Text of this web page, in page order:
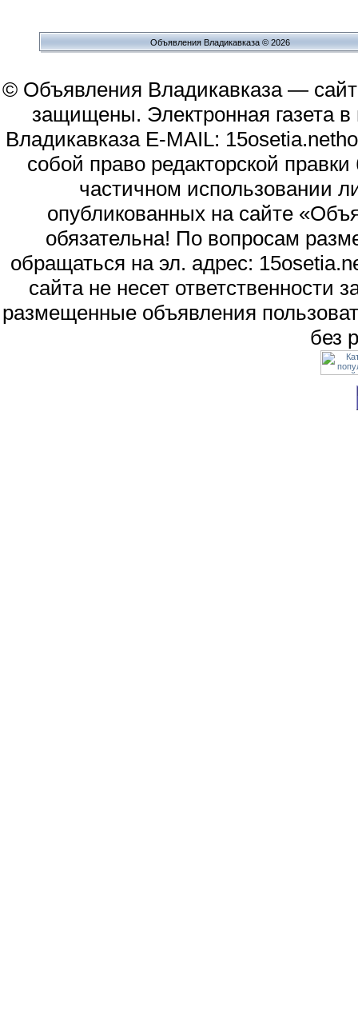
Объявления Владикавказа © 2026
© Объявления Владикавказа —
защищены. Электронная газета
Владикавказа E-MAIL:
собой право редакторской
частичном использовании
опубликованных на сайте
обязательна! По вопросам
обращаться на эл. адрес:
сайта не несет
размещенные объявления
без